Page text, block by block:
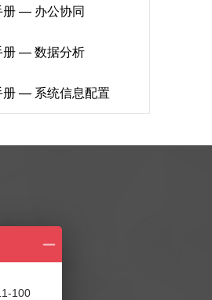
100
册 — 办公协同
册 — 数据分析
册 — 系统信息配置
100